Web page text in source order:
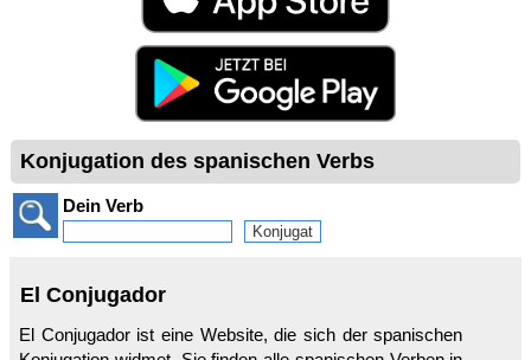
Konjugation des spanischen Verbs
Dein Verb
El Conjugador
El Conjugador ist eine Website, die sich der spanischen